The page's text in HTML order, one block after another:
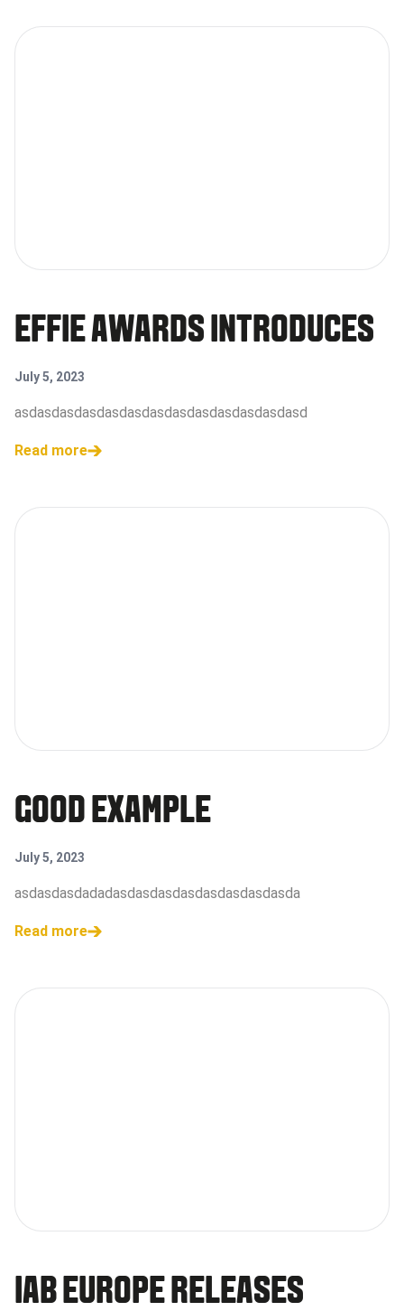
EFFIE AWARDS INTRODUCES
July 5, 2023
asdasdasdasdasdasdasdasdasdasdasdasdasd
Read more
GOOD EXAMPLE
July 5, 2023
asdasdasdadadasdasdasdasdasdasdasdasda
Read more
IAB EUROPE RELEASES